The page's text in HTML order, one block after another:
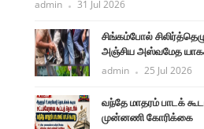
admin 31 Jul 2026
சிங்கம்போல்
அஞ்சிய அஸ்வமேத
admin 25 Jul 2026
வந்தே மாதரம் பாடக்
முன்னணி கோரிக்கை